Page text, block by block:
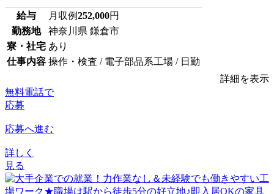
給与 月収例252,000円
勤務地
神奈川県 鎌倉市
寮・社宅 あり
仕事内容 操作・検査 / 電子部品系工場 / 日勤
詳細を表示
無料電話で
応募
応募へ進む
詳しく
見る